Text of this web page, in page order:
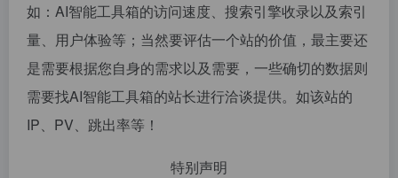
如：AI智能工具箱的访问速度、搜索引擎收录以及索引
量、用户体验等；当然要评估一个站的价值，最主要还
是需要根据您自身的需求以及需要，一些确切的数据则
需要找AI智能工具箱的站长进行洽谈提供。如该站的
IP、PV、跳出率等！
特别声明